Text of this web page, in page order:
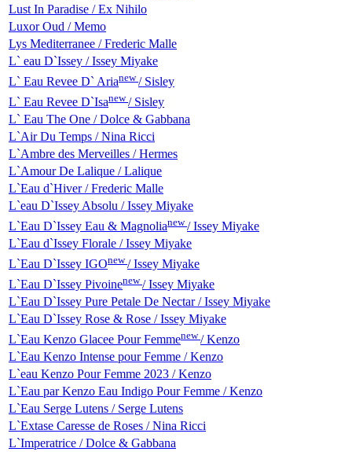
Lust In Paradise / Ex Nihilo
Luxor Oud / Memo
Lys Mediterranee / Frederic Malle
L` eau D`Issey / Issey Miyake
L` Eau Revee D` Arianew/ Sisley
L` Eau Revee D`Isanew/ Sisley
L` Eau The One / Dolce & Gabbana
L`Air Du Temps / Nina Ricci
L`Ambre des Merveilles / Hermes
L`Amour De Lalique / Lalique
L`Eau d`Hiver / Frederic Malle
L`eau D`Issey Absolu / Issey Miyake
L`Eau D`Issey Eau & Magnolianew/ Issey Miyake
L`Eau d`Issey Florale / Issey Miyake
L`Eau D`Issey IGOnew/ Issey Miyake
L`Eau D`Issey Pivoinenew/ Issey Miyake
L`Eau D`Issey Pure Petale De Nectar / Issey Miyake
L`Eau D`Issey Rose & Rose / Issey Miyake
L`Eau Kenzo Glacee Pour Femmenew/ Kenzo
L`Eau Kenzo Intense pour Femme / Kenzo
L`eau Kenzo Pour Femme 2023 / Kenzo
L`Eau par Kenzo Eau Indigo Pour Femme / Kenzo
L`Eau Serge Lutens / Serge Lutens
L`Extase Caresse de Roses / Nina Ricci
L`Imperatrice / Dolce & Gabbana